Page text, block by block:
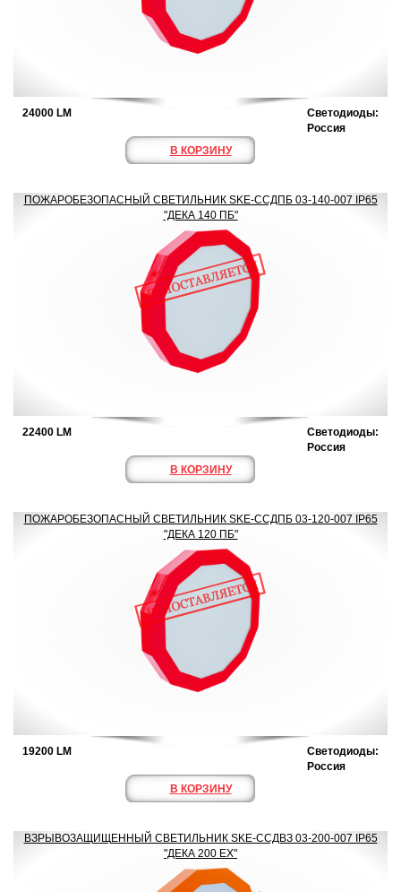
24000 LM
Светодиоды:
Россия
В КОРЗИНУ
ПОЖАРОБЕЗОПАСНЫЙ СВЕТИЛЬНИК SKE-ССДПБ 03-140-007 IP65
"ДЕКА 140 ПБ"
22400 LM
Светодиоды:
Россия
В КОРЗИНУ
ПОЖАРОБЕЗОПАСНЫЙ СВЕТИЛЬНИК SKE-ССДПБ 03-120-007 IP65
"ДЕКА 120 ПБ"
19200 LM
Светодиоды:
Россия
В КОРЗИНУ
ВЗРЫВОЗАЩИЩЕННЫЙ СВЕТИЛЬНИК SKE-ССДВЗ 03-200-007 IP65
"ДЕКА 200 ЕХ"